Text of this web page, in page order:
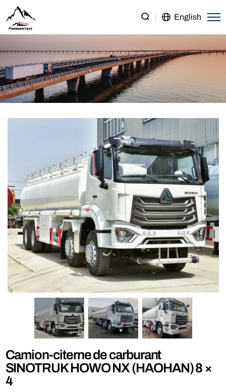
SINOTRUK
HOWO
NX
(HAOHAN)
8×4
Fuel
English
Camion-citerne de carburant
SINOTRUK HOWO NX (HAOHAN) 8 ×
4